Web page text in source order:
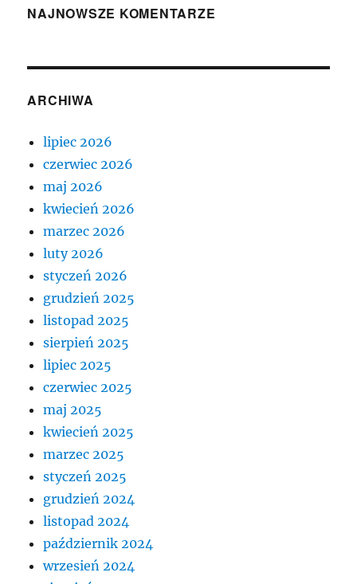
NAJNOWSZE KOMENTARZE
ARCHIWA
lipiec 2026
czerwiec 2026
maj 2026
kwiecień 2026
marzec 2026
luty 2026
styczeń 2026
grudzień 2025
listopad 2025
sierpień 2025
lipiec 2025
czerwiec 2025
maj 2025
kwiecień 2025
marzec 2025
styczeń 2025
grudzień 2024
listopad 2024
październik 2024
wrzesień 2024